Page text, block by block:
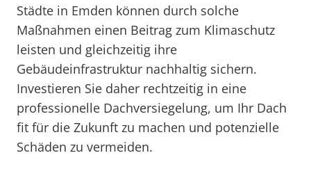
Städte in Emden können durch solche
Maßnahmen einen Beitrag zum Klimaschutz
leisten und gleichzeitig ihre
Gebäudeinfrastruktur nachhaltig sichern.
Investieren Sie daher rechtzeitig in eine
professionelle Dachversiegelung, um Ihr Dach
fit für die Zukunft zu machen und potenzielle
Schäden zu vermeiden.